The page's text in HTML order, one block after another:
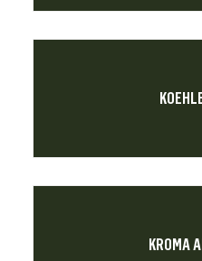
KROMA